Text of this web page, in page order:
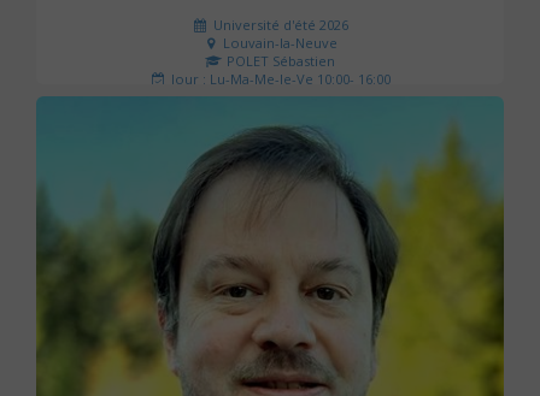
Université d'été 2026
Louvain-la-Neuve
POLET Sébastien
Jour : Lu-Ma-Me-Je-Ve 10:00- 16:00
Nombre de séances : 2